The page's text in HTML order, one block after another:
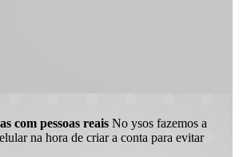
com pessoas reais No ysos fazemos a
na hora de criar a conta para evitar